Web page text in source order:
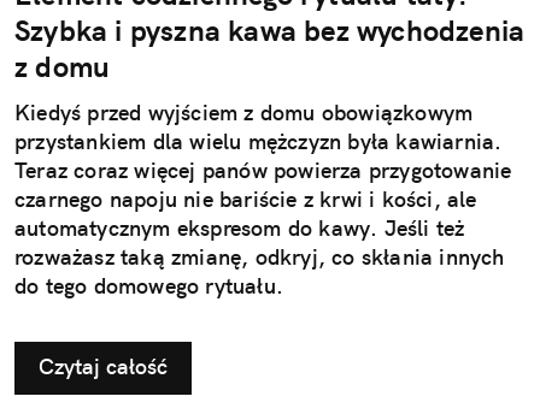
Szybka i pyszna kawa bez wychodzenia
z domu
Kiedyś przed wyjściem z domu obowiązkowym
przystankiem dla wielu mężczyzn była kawiarnia.
Teraz coraz więcej panów powierza przygotowanie
czarnego napoju nie bariście z krwi i kości, ale
automatycznym ekspresom do kawy. Jeśli też
rozważasz taką zmianę, odkryj, co skłania innych
do tego domowego rytuału.
Czytaj całość